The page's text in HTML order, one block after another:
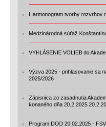
Harmonogram tvorby rozvrhov
Medzinárodná súťaž
VYHLÁSENIE VOLIEB do
Výzva 2025 - prihlasovanie sa
2025/2026
Zápisnica zo zasadnutia
konaného dňa 20.2.2025
Program DOD 20.02.2025 -